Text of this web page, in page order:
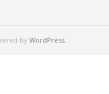
byWordPress.